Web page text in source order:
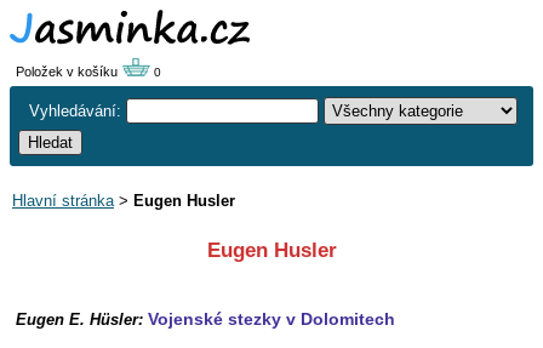
Položek v košíku 0
Vyhledávání:
Hlavní stránka> Eugen Husler
Eugen Husler
Eugen E. Hüsler: Vojenské stezky v Dolomitech